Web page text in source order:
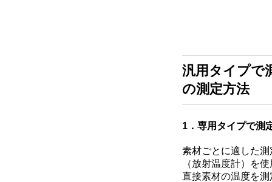
汎用タイプで
の測定方法
1．専用タイプで測
素材ごとに適した
（放射温度計）を
直接素材の温度を